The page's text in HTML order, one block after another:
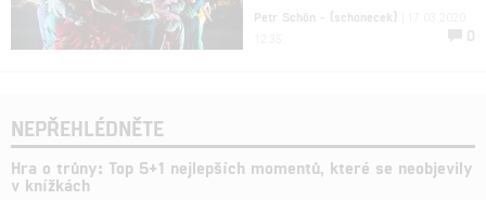
Petr Schön - (schonecek)
0
NEPŘEHLÉDNĚTE
Hra o trůny: Top 5+1 nejlepších momentů, které se neobjevily
v knížkách